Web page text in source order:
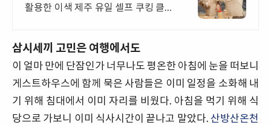
활용한 이색 제주 유일 셀프 쿠킹 클래
래스
삼시세끼 고민은 여행에서도
이 얼마 만에 단잠인가 너무나도 평온한 아침에 눈을 떠보니
게스트하우스에 함께 묵은 사람들은 이미 일정을 소화해 내
기 위해 침대에서 이미 자리를 비웠다. 아침을 먹기 위해 식
당으로 가보니 이미 식사시간이 끝나고 말았다.산방산온천